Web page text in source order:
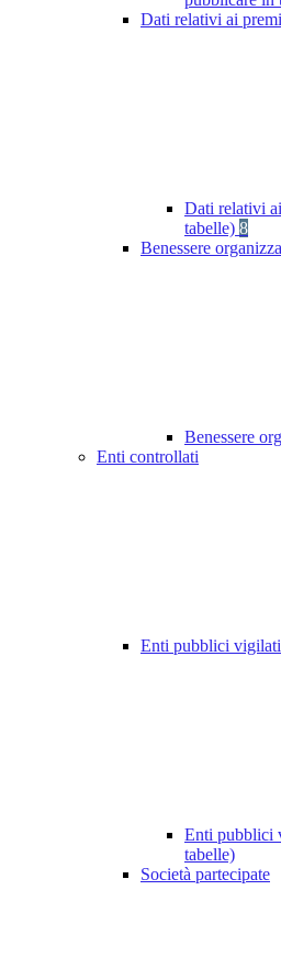
Dati relativi ai premi
Dati relativi
tabelle) 8
Benessere
Benessere
Enti controllati
Enti pubblici vigilati
Enti pubblici
tabelle)
Società partecipate